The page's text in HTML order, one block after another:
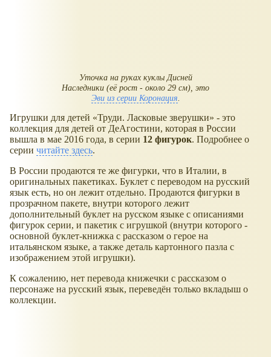
Уточка на руках куклы Дисней
Наследники (её рост - около 29 см), это
Эви из серии Коронация
Игрушки для детей «Труди. Ласковые зверушки» - это
коллекция для детей от ДеАгостини, которая в России
вышла в мае 2016 года, в серии 12 фигурок. Подробнее о
серии читайте здесь.
В России продаются те же фигурки, что в Италии, в
оригинальных пакетиках. Буклет с переводом на русский
язык есть, но он лежит отдельно. Продаются фигурки в
прозрачном пакете, внутри которого лежит
дополнительный буклет на русском языке с описаниями
фигурок серии, и пакетик с игрушкой (внутри которого -
основной буклет-книжка с рассказом о герое на
итальянском языке, а также деталь картонного пазла с
изображением этой игрушки).
К сожалению, нет перевода книжечки с рассказом о
персонаже на русский язык, переведён только вкладыш о
коллекции.